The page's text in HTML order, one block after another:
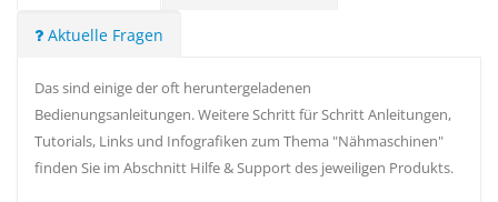
Aktuelle Fragen
Das sind einige der oft heruntergeladenen
Bedienungsanleitungen. Weitere Schritt für Schritt Anleitungen,
Tutorials, Links und Infografiken zum Thema "Nähmaschinen"
finden Sie im Abschnitt Hilfe & Support des jeweiligen Produkts.